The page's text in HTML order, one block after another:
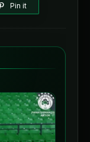
Pin it